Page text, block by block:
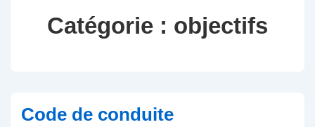
Catégorie : objectifs
Code de conduite